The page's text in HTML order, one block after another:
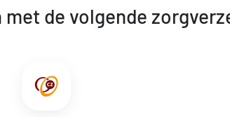
de volgende